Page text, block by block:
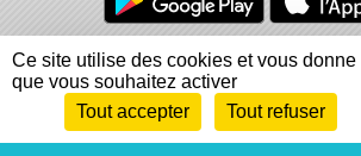
Charte cookies
Gestion des
Informations légales
Signaler un
Envie de participer ?
Ce site utilise des cookies et vous
que vous souhaitez activer
Tout accepter
Tout refuser